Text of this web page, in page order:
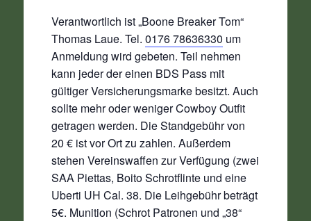
Verantwortlich ist „Boone Breaker Tom“
Thomas Laue. Tel. 0176 78636330 um
Anmeldung wird gebeten. Teil nehmen
kann jeder der einen BDS Pass mit
gültiger Versicherungsmarke besitzt. Auch
sollte mehr oder weniger Cowboy Outfit
getragen werden. Die Standgebühr von
20 € ist vor Ort zu zahlen. Außerdem
stehen Vereinswaffen zur Verfügung (zwei
SAA Piettas, Boito Schrotflinte und eine
Uberti UH Cal. 38. Die Leihgebühr beträgt
5€. Munition (Schrot Patronen und „38“